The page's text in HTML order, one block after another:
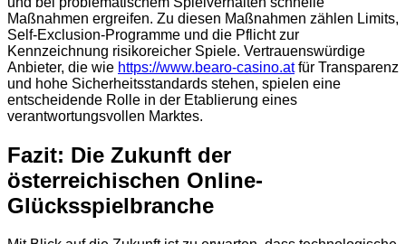
Maßnahmen ergreifen. Zu diesen Maßnahmen zählen Limits,
Self-Exclusion-Programme und die Pflicht zur
Kennzeichnung risikoreicher Spiele. Vertrauenswürdige
Anbieter, die wie https://www.bearo-casino.atfür Transparenz
und hohe Sicherheitsstandards stehen, spielen eine
entscheidende Rolle in der Etablierung eines
verantwortungsvollen Marktes.
Fazit: Die Zukunft der
österreichischen Online-
Glücksspielbranche